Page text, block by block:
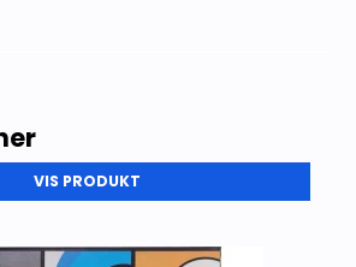
VIS PRODUKT